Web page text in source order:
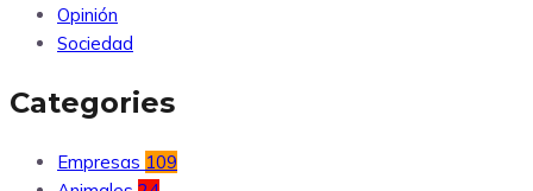
Opinión
Sociedad
Categories
Empresas 109